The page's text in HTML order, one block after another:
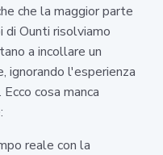
che la maggior parte
di Ounti risolviamo
a incollare un
ignorando l'esperienza
cosa manca
reale con la